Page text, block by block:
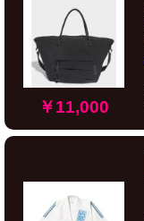
￥11,000